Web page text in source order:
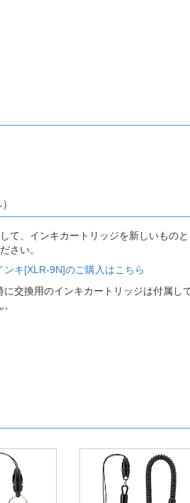
て、インキカートリッジを新しいものと
さい。
ンキ[XLR-9N]のご購入はこちら
に交換用のインキカートリッジは付属し